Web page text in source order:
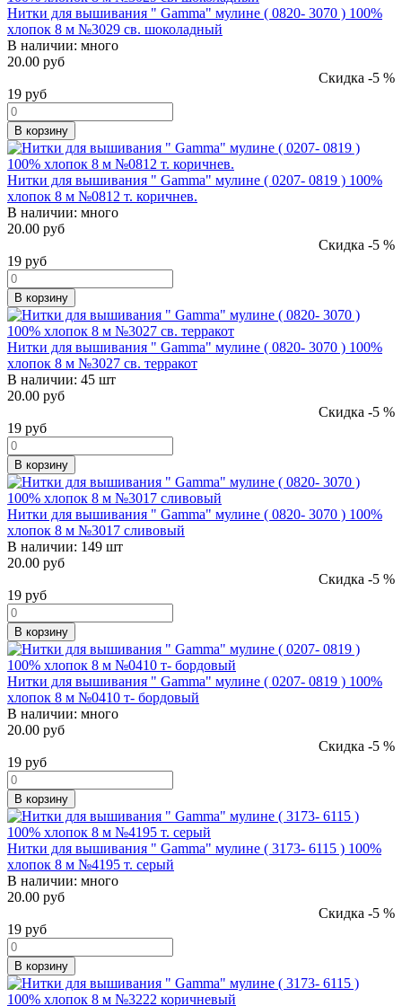
Нитки для вышивания " Gamma" мулине ( 0820- 3070 ) 100%
хлопок 8 м №3029 св. шоколадный
В наличии: много
20.00 руб
Скидка -5 %
19 руб
В корзину
Нитки для вышивания " Gamma" мулине ( 0207- 0819 ) 100%
хлопок 8 м №0812 т. коричнев.
В наличии: много
20.00 руб
Скидка -5 %
19 руб
В корзину
Нитки для вышивания " Gamma" мулине ( 0820- 3070 ) 100%
хлопок 8 м №3027 св. терракот
В наличии: 45 шт
20.00 руб
Скидка -5 %
19 руб
В корзину
Нитки для вышивания " Gamma" мулине ( 0820- 3070 ) 100%
хлопок 8 м №3017 сливовый
В наличии: 149 шт
20.00 руб
Скидка -5 %
19 руб
В корзину
Нитки для вышивания " Gamma" мулине ( 0207- 0819 ) 100%
хлопок 8 м №0410 т- бордовый
В наличии: много
20.00 руб
Скидка -5 %
19 руб
В корзину
Нитки для вышивания " Gamma" мулине ( 3173- 6115 ) 100%
хлопок 8 м №4195 т. серый
В наличии: много
20.00 руб
Скидка -5 %
19 руб
В корзину